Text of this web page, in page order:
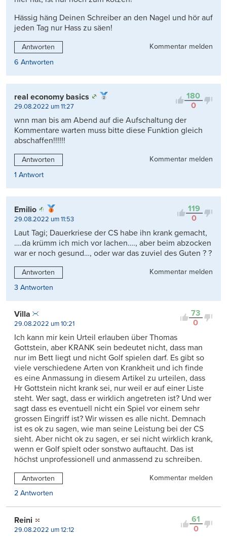
Hässig häng Deinen Schreiber an den Nagel und hör auf
jeden Tag nur Hass zu säen!
Antworten
Kommentar melden
6 Antworten
180
0
real economy basics
29.08.2022 um 11:27
wnn man bis am Abend auf die Aufschaltung der
Kommentare warten muss bitte diese Funktion gleich
abschaffen!!!!!!
Antworten
Kommentar melden
1 Antwort
119
0
Emilio
29.08.2022 um 11:53
Laut Tagi; Dauerkriese der CS habe ihn krank gemacht,
….da krümm ich mich vor lachen…., aber beim abzocken
war er noch gesund…, oder war das zuviel des Guten ? ?
Antworten
Kommentar melden
3 Antworten
73
0
Villa
29.08.2022 um 10:21
Ich kann mir kein Urteil erlauben über Thomas
Gottstein, aber KRANK sein bedeutet nicht, dass man
nur im Bett liegt und nicht Golf spielen darf. Es gibt so
viele verschiedene Arten von Krankheit und ich finde
es eine Anmassung in diesem Artikel zu urteilen, dass
Hr Gottstein nicht krank sei, nur weil er auf einer Liste
steht. Wer sagt, dass er wirklich angetreten ist? Und wer
sagt dass es eventuell nicht ein Spiel vor einem sehr
grossen Eingriff ist? Wir wissen es alle nicht. Demnach
ist es ok zu sagen, wie man seine Leistung bei der CS
sieht. Aber nicht ok zu sagen, er sei nicht wirklich krank,
wenn er Golf spielt oder sonstwo auftaucht. Das ist
höchst unprofessionell und anmassend zu schreiben.
Antworten
Kommentar melden
2 Antworten
61
0
Reini
29.08.2022 um 12:12